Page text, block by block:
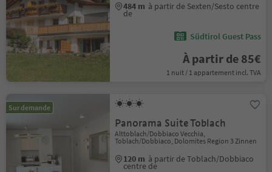
484 m à partir de Sexten/Sesto centre
de
Südtirol Guest Pass
À partir de 85€
1 nuit / 1 appartement incl. TVA
Sur demande
Panorama Suite Toblach
Alttoblach/Dobbiaco Vecchia,
Toblach/Dobbiaco, Dolomites Region 3 Zinnen
120 m à partir de Toblach/Dobbiaco
centre de